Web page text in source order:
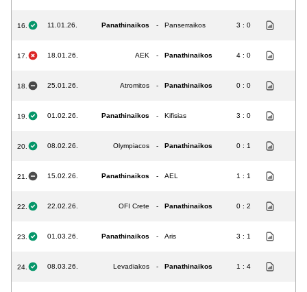
16. 11.01.26. Panathinaikos - Panserraikos 3 : 0
17. 18.01.26. AEK - Panathinaikos 4 : 0
18. 25.01.26. Atromitos - Panathinaikos 0 : 0
19. 01.02.26. Panathinaikos - Kifisias 3 : 0
20. 08.02.26. Olympiacos - Panathinaikos 0 : 1
21. 15.02.26. Panathinaikos - AEL 1 : 1
22. 22.02.26. OFI Crete - Panathinaikos 0 : 2
23. 01.03.26. Panathinaikos - Aris 3 : 1
24. 08.03.26. Levadiakos - Panathinaikos 1 : 4